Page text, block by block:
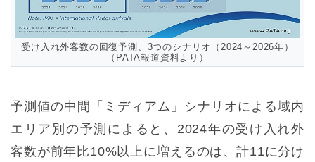
受け入れ外客数の回復予測、3つのシナリオ（2024～2026年）
（PATA報道資料より）
予測値の中間「ミディアム」シナリオによる域内
エリア別の予測によると、2024年の受け入れ外
客数が前年比10%以上に増えるのは、計11に分け